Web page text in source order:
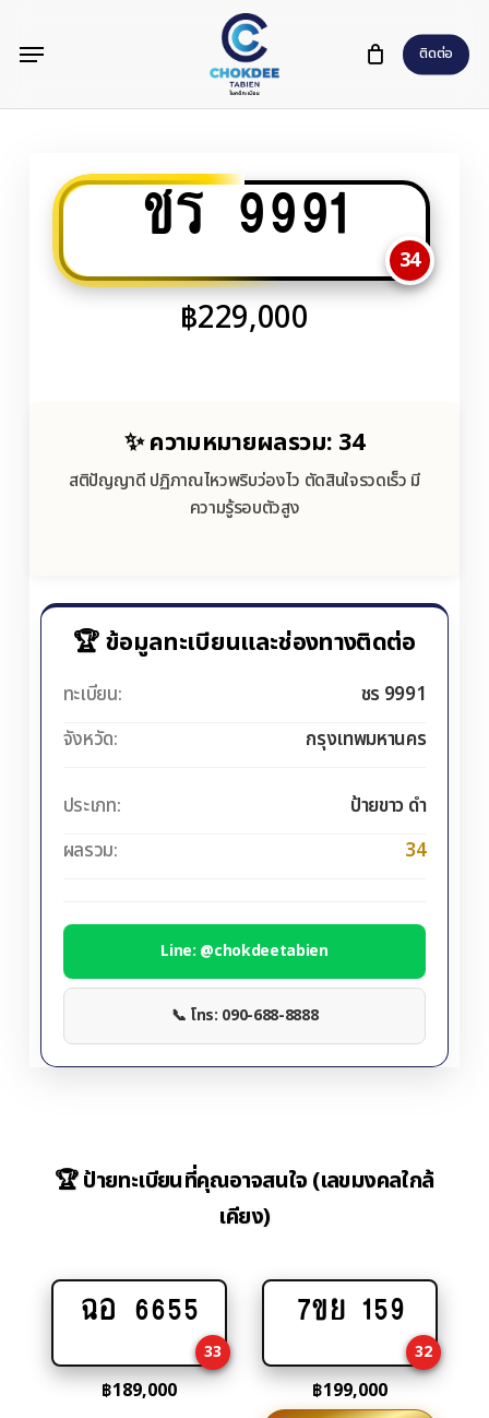
content
ติดต่อ
Menu
ชร 9991
34
฿229,000
✨ ความหมายผลรวม: 34
สติปัญญาดี ปฏิภาณไหวพริบว่องไว ตัดสินใจรวดเร็ว มี
ความรู้รอบตัวสูง
🏆 ข้อมูลทะเบียนและช่องทางติดต่อ
ทะเบียน:
ชร 9991
จังหวัด:
กรุงเทพมหานคร
ประเภท:
ป้ายขาว ดำ
ผลรวม:
34
Line: @chokdeetabien
📞 โทร: 090-688-8888
🏆 ป้ายทะเบียนที่คุณอาจสนใจ (เลขมงคลใกล้
เคียง)
Add
cart
ฉอ 6655
33
฿189,000
Add
cart
7ขย 159
32
฿199,000